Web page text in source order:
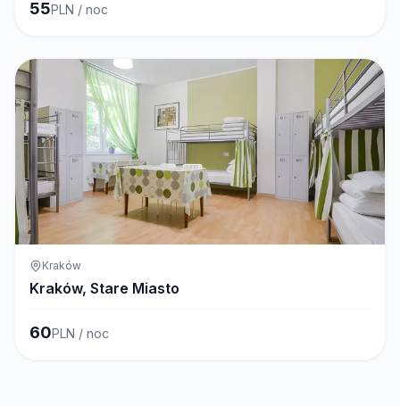
55PLN / noc
Kraków
Kraków, Stare Miasto
60PLN / noc